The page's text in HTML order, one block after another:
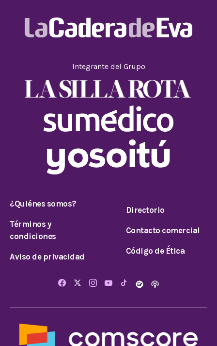
Integrante del Grupo
¿Quiénes somos?
Términos y
condiciones
Aviso de privacidad
Directorio
Contacto comercial
Código de Ética